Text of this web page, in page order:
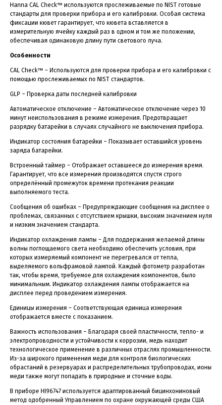
Hanna CAL Check™ используются прослеживаемые по NIST готовые
стандарты для проверки прибора и его калибровки. Особая система
фиксации кювет гарантирует, что кювета вставляется в
измерительную ячейку каждый раз в одном и том же положении,
обеспечивая одинаковую длину пути светового луча.
Особенности
CAL Check™ – Используются для проверки прибора и его калибровки с
помощью прослеживаемых по NIST стандартов.
GLP – Проверка даты последней калибровки
Автоматическое отключение – Автоматическое отключение через 10
минут неиспользования в режиме измерения. Предотвращает
разрядку батарейки в случаях случайного не выключения прибора.
Индикатор состояния батарейки – Показывает оставшийся уровень
заряда батарейки.
Встроенный таймер – Отображает оставшееся до измерения время.
Гарантирует, что все измерения производятся спустя строго
определённый промежуток времени протекания реакции
выполняемого теста.
Сообщения об ошибках – Предупреждающие сообщения на дисплее о
проблемах, связанных с отсутствием крышки, высоким значением нуля
и низким значением стандарта.
Индикатор охлаждения лампы – Для поддержания желаемой длины
волны поглощаемого света необходимо обеспечить условия, при
которых измеряемый компонент не перегревался от тепла,
выделяемого вольфрамовой лампой. Каждый фотометр разработан
так, чтобы время, требуемое для охлаждения компонентов, было
минимальным. Индикатор охлаждения лампы отображается на
дисплее перед проведением измерения.
Единицы измерения – Соответствующая единица измерения
отображается вместе с показанием.
Важность использования – Благодаря своей пластичности, тепло- и
электропроводности и устойчивости к коррозии, медь находит
технологическое применение в различных отраслях промышленности.
Из-за широкого применения меди для контроля биологических
обрастаний в резервуарах и распределительных трубопроводах, ионы
меди также могут попадать в природные и сточные воды.
В приборе HI96747 используется адаптированный бицинхониновый
метод одобренный Управлением по охране окружающей среды США